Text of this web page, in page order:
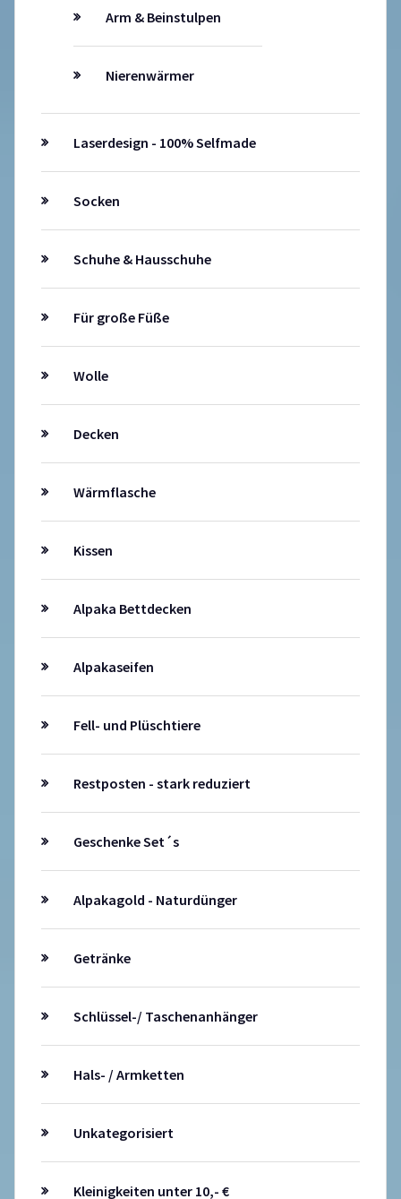
Arm & Beinstulpen
Nierenwärmer
Laserdesign - 100% Selfmade
Socken
Schuhe & Hausschuhe
Für große Füße
Wolle
Decken
Wärmflasche
Kissen
Alpaka Bettdecken
Alpakaseifen
Fell- und Plüschtiere
Restposten - stark reduziert
Geschenke Set´s
Alpakagold - Naturdünger
Getränke
Schlüssel-/ Taschenanhänger
Hals- / Armketten
Unkategorisiert
Kleinigkeiten unter 10,- €